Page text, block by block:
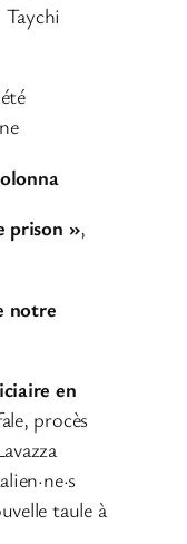
prison »,
notre
en
procès
taule à